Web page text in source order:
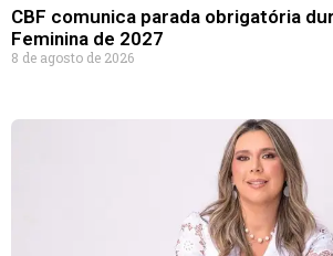
CBF comunica parada obrigatória
Feminina de 2027
8 de agosto de 2026